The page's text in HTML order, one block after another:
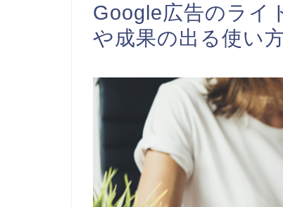
Google広告のライ
や成果の出る使い